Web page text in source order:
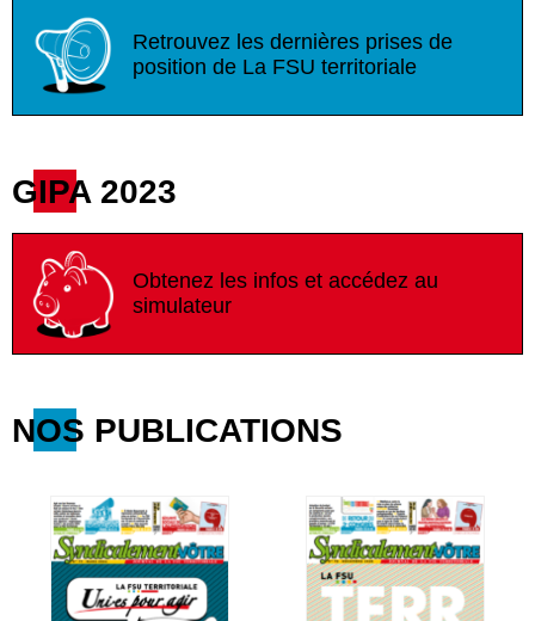
Retrouvez les dernières prises de
position de La FSU territoriale
GIPA 2023
Obtenez les infos et accédez au
simulateur
NOS PUBLICATIONS